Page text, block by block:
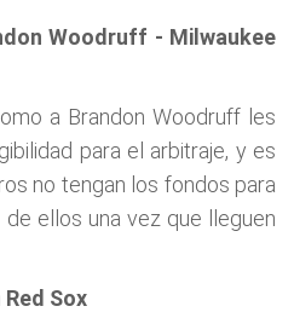
Woodruff - Milwaukee
a Brandon Woodruff les
para el arbitraje, y es
no tengan los fondos para
ellos una vez que lleguen
Sox